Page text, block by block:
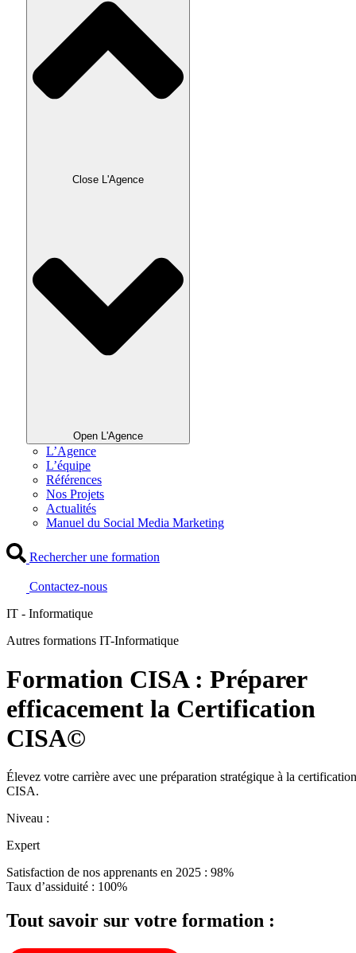
Close L'Agence
Open L'Agence
L’Agence
L’équipe
Références
Nos Projets
Actualités
Manuel du Social Media Marketing
Rechercher une formation
Contactez-nous
IT - Informatique
Autres formations IT-Informatique
Formation CISA : Préparer
efficacement la Certification
CISA©
Élevez votre carrière avec une préparation stratégique à la certification
CISA.
Niveau :
Expert
Satisfaction de nos apprenants en 2025 : 98%
Taux d’assiduité : 100%
Tout savoir sur votre formation :